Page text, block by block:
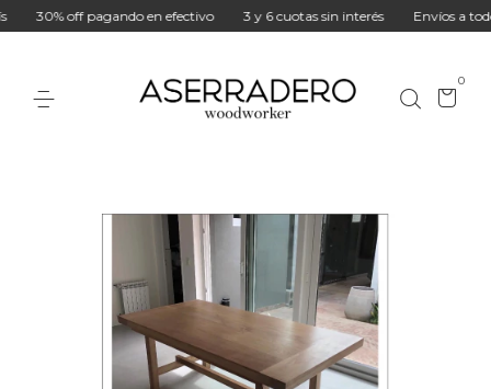
30% off pagando en efectivo 3 y 6 cuotas sin interés Envíos a todo
0